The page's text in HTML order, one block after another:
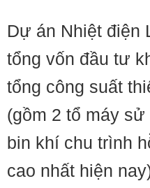
Dự án Nhiệt điện
tổng vốn đầu tư
tổng công suất
(gồm 2 tổ máy
bin khí chu trình
cao nhất hiện